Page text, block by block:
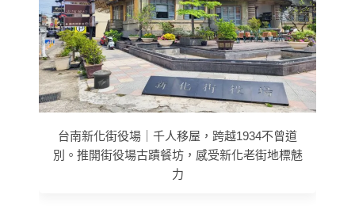
台南新化街役場｜千人移屋，跨越1934不曾道
別。推開街役場古蹟餐坊，感受新化老街地標魅
力